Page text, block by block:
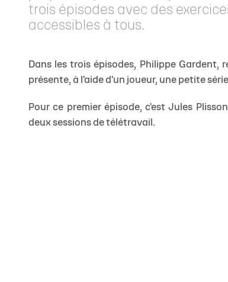
trois épisodes avec des
accessibles à tous.
Dans les trois épisodes, Philippe Gardent,
présente, à l'aide d'un joueur, une petite
Pour ce premier épisode, c'est Jules
deux sessions de télétravail.